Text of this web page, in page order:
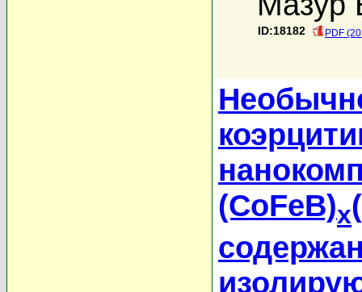
ID:18182 PDF
(CoFeB)x